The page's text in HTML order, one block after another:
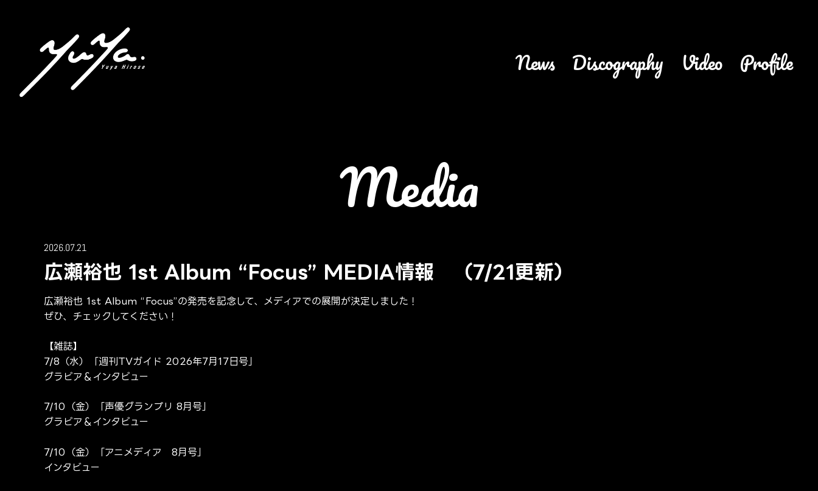
news discography video profile
media
2026.07.21
広瀬裕也 1st Album “Focus” MEDIA情報 （7/21更新）
広瀬裕也 1st Album “Focus”の発売を記念して、メディアでの展開が決定しました！
ぜひ、チェックしてください！
【雑誌】
7/8（水）「週刊TVガイド 2026年7月17日号」
グラビア＆インタビュー
7/10（金）「声優グランプリ 8月号」
グラビア＆インタビュー
7/10 （金）「アニメディア 8月号」
インタビュー